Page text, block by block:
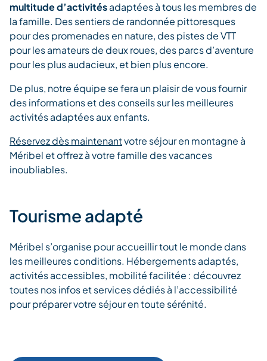
multitude d’activitésadaptées à tous les membres de
la famille. Des sentiers de randonnée pittoresques
pour des promenades en nature, des pistes de VTT
pour les amateurs de deux roues, des parcs d’aventure
pour les plus audacieux, et bien plus encore.
De plus, notre équipe se fera un plaisir de vous fournir
des informations et des conseils sur les meilleures
activités adaptées aux enfants.
Réservez dès maintenantvotre séjour en montagne à
Méribel et offrez à votre famille des vacances
inoubliables.
Tourisme adapté
Méribel s’organise pour accueillir tout le monde dans
les meilleures conditions. Hébergements adaptés,
activités accessibles, mobilité facilitée : découvrez
toutes nos infos et services dédiés à l’accessibilité
pour préparer votre séjour en toute sérénité.